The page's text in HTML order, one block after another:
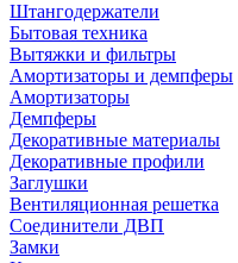
Штангодержатели
Бытовая техника
Вытяжки и фильтры
Амортизаторы и демпферы
Амортизаторы
Демпферы
Декоративные материалы
Декоративные профили
Заглушки
Вентиляционная решетка
Соединители ДВП
Замки